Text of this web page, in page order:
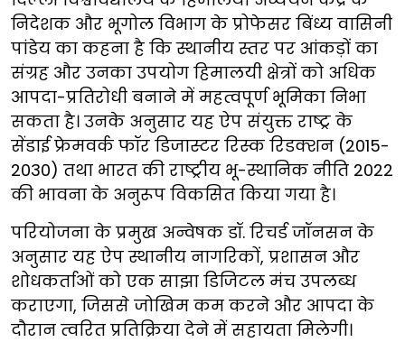
निदेशक और भूगोल विभाग के प्रोफेसर बिंध्य वासिनी
पांडेय का कहना है कि स्थानीय स्तर पर आंकड़ों का
संग्रह और उनका उपयोग हिमालयी क्षेत्रों को अधिक
आपदा-प्रतिरोधी बनाने में महत्वपूर्ण भूमिका निभा
सकता है। उनके अनुसार यह ऐप संयुक्त राष्ट्र के
सेंडाई फ्रेमवर्क फॉर डिजास्टर रिस्क रिडक्शन (2015-
2030) तथा भारत की राष्ट्रीय भू-स्थानिक नीति 2022
की भावना के अनुरूप विकसित किया गया है।
परियोजना के प्रमुख अन्वेषक डॉ. रिचर्ड जॉनसन के
अनुसार यह ऐप स्थानीय नागरिकों, प्रशासन और
शोधकर्ताओं को एक साझा डिजिटल मंच उपलब्ध
कराएगा, जिससे जोखिम कम करने और आपदा के
दौरान त्वरित प्रतिक्रिया देने में सहायता मिलेगी।